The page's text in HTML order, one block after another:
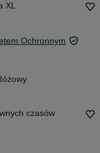
XL
Ochronnym
czasów